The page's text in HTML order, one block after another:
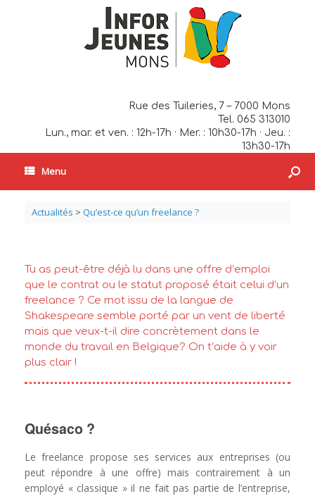
Rue des Tuileries, 7 – 7000 Mons
Tel. 065 313010
Lun., mar. et ven. : 12h-17h · Mer. : 10h30-17h · Jeu. :
13h30-17h
Menu
Actualités > Qu’est-ce qu’un freelance ?
Tu as peut-être déjà lu dans une offre d’emploi
que le contrat ou le statut proposé était celui d’un
freelance ? Ce mot issu de la langue de
Shakespeare semble porté par un vent de liberté
mais que veux-t-il dire concrètement dans le
monde du travail en Belgique? On t’aide à y voir
plus clair !
Quésaco ?
Le freelance propose ses services aux entreprises (ou
peut répondre à une offre) mais contrairement à un
employé « classique » il ne fait pas partie de l’entreprise,